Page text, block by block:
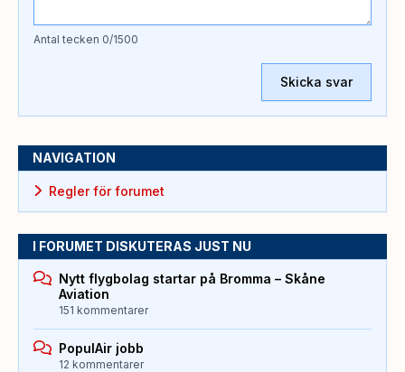
Antal tecken 0/1500
Skicka svar
NAVIGATION
Regler för forumet
I FORUMET DISKUTERAS JUST NU
Nytt flygbolag startar på Bromma – Skåne
Aviation
151 kommentarer
PopulAir jobb
12 kommentarer